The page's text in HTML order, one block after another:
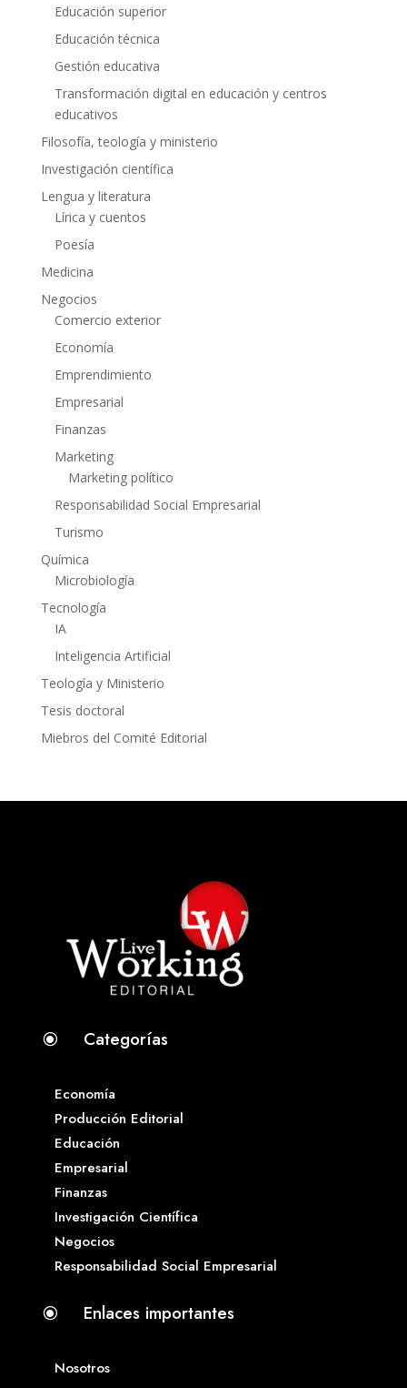
Educación superior
Educación técnica
Gestión educativa
Transformación digital en educación y centros
educativos
Filosofía, teología y ministerio
Investigación científica
Lengua y literatura
Lírica y cuentos
Poesía
Medicina
Negocios
Comercio exterior
Economía
Emprendimiento
Empresarial
Finanzas
Marketing
Marketing político
Responsabilidad Social Empresarial
Turismo
Química
Microbiología
Tecnología
IA
Inteligencia Artificial
Teología y Ministerio
Tesis doctoral
Miebros del Comité Editorial
\ Categorías
Economía
Producción Editorial
Educación
Empresarial
Finanzas
Investigación Científica
Negocios
Responsabilidad Social Empresarial
\ Enlaces importantes
Nosotros